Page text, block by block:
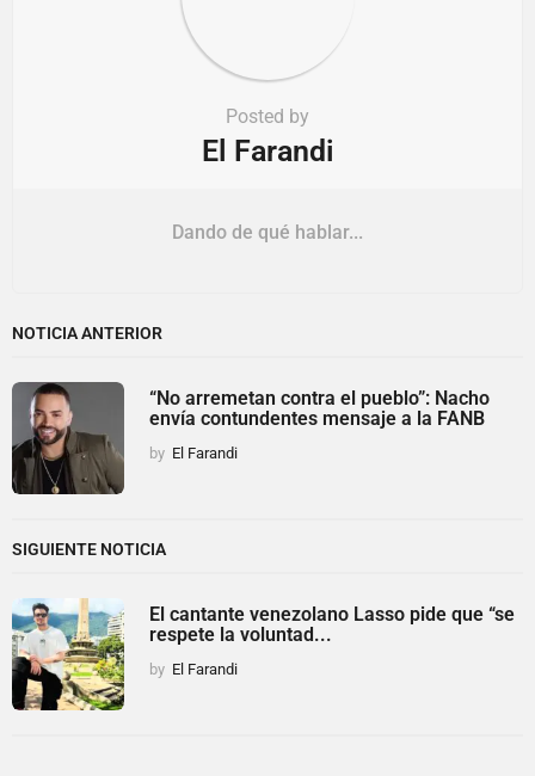
Posted by
El Farandi
Dando de qué hablar...
NOTICIA ANTERIOR
“No arremetan contra el pueblo”: Nacho
envía contundentes mensaje a la FANB
by El Farandi
SIGUIENTE NOTICIA
El cantante venezolano Lasso pide que “se
respete la voluntad...
by El Farandi